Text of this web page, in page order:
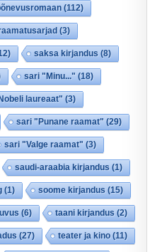
(112)
(3)
saksa kirjandus (8)
sari "Minu..." (18)
laureaat" (3)
sari "Punane raamat" (29)
sari "Valge raamat" (3)
saudi-araabia kirjandus (1)
(1) soome kirjandus (15)
(6) taani kirjandus (2)
(27) teater ja kino (11)